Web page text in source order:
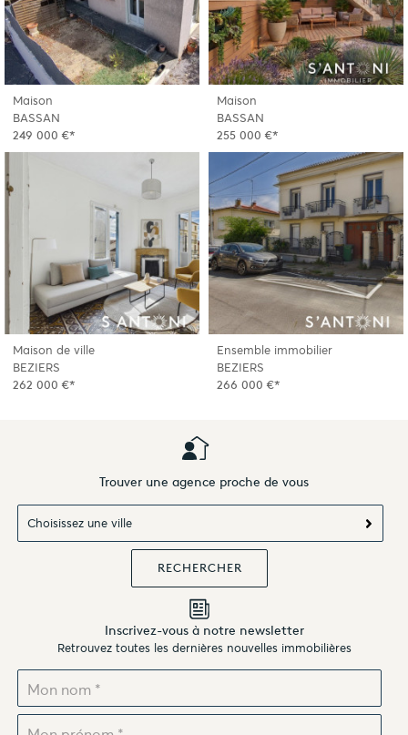
Maison
BASSAN
249 000 €*
Maison
BASSAN
255 000 €*
Maison de ville
BEZIERS
262 000 €*
Ensemble immobilier
BEZIERS
266 000 €*
Trouver une agence proche de vous
Choisissez une ville
Inscrivez-vous à notre newsletter
Retrouvez toutes les dernières nouvelles immobilières